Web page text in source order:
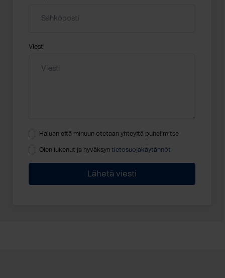
Viesti
Haluan että minuun otetaan yhteyttä puhelimitse
Olen lukenut ja hyväksyn tietosuojakäytännöt